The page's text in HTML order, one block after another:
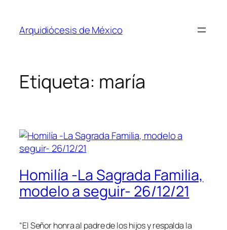
contenido
Arquidiócesis de México
Etiqueta: maría
Homilía -La Sagrada Familia,
modelo a seguir- 26/12/21
“El Señor honra al padre de los hijos y respalda la